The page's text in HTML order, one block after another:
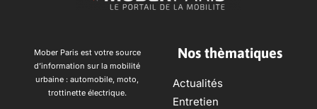
Mober Paris est votre source
d’information sur la mobilité
urbaine : automobile, moto,
trottinette électrique.
Nos thèmatiques
Actualités
Entretien